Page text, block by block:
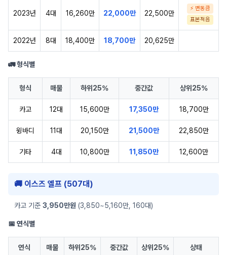
2023년 4대 16,260만 22,000만 22,500만
⚡ 변동큼
표본적음
2022년 8대 18,400만 18,700만 20,625만
🚛 형식별
형식 매물 하위25% 중간값 상위25%
카고 12대 15,600만 17,350만 18,700만
윙바디 11대 20,150만 21,500만 22,850만
기타 4대 10,800만 11,850만 12,600만
🚚 이스즈 엘프 (507대)
카고 기준 3,950만원 (3,850~5,160만, 160대)
📅 연식별
연식 매물 하위25% 중간값 상위25% 상태